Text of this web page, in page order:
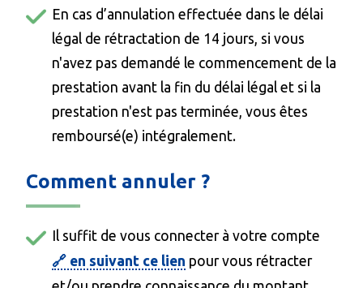
En cas d’annulation effectuée dans le délai
légal de rétractation de 14 jours, si vous
n'avez pas demandé le commencement de la
prestation avant la fin du délai légal et si la
prestation n'est pas terminée, vous êtes
remboursé(e) intégralement.
Comment annuler ?
Il suffit de vous connecter à votre compte
🔗 en suivant ce lien pour vous rétracter